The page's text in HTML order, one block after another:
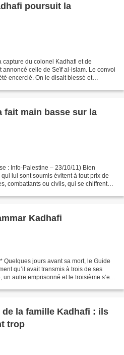
poursuit la
du colonel Kadhafi et de
annoncé celle de Seïf al-islam. Le convoi
encerclé. On le disait blessé et
fait main basse sur la
: Info-Palestine – 23/10/11) Bien
lui sont soumis évitent à tout prix de
combattants ou civils, qui se chiffrent
Kadhafi
Quelques jours avant sa mort, le Guide
qu’il avait transmis à trois de ses
un autre emprisonné et le troisième s’est
la famille Kadhafi : ils
trop